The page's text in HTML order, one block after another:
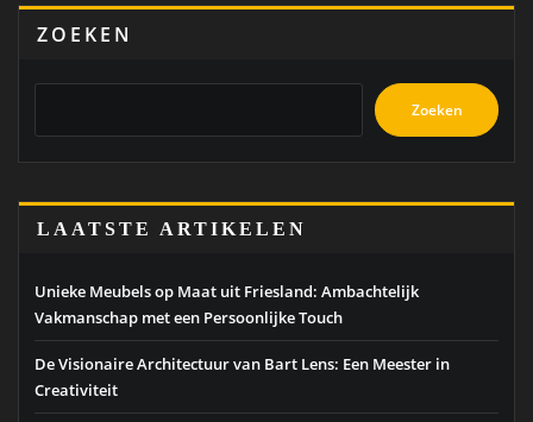
ZOEKEN
Zoeken
LAATSTE ARTIKELEN
Unieke Meubels op Maat uit Friesland: Ambachtelijk
Vakmanschap met een Persoonlijke Touch
De Visionaire Architectuur van Bart Lens: Een Meester in
Creativiteit